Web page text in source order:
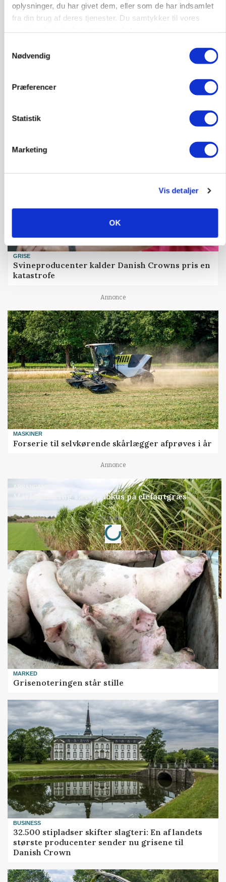
oplysninger, du har givet dem, eller som de har indsamlet
fra din brug af deres tjenester. Du samtykker til vores
Nødvendig
Præferencer
Statistik
Marketing
Vis detaljer
OK
PLANTER
På døgnvagt i høsten
GRISE
Svineproducenter kalder Danish Crowns pris en
katastrofe
Annonce
MASKINER
Forserie til selvkørende skårlægger afprøves i år
Annonce
ARRANGEMENT
Markvandring sætter fokus på elefantgræs
Annonce
Loading...
MARKED
Grisenoteringen står stille
BUSINESS
32.500 stipladser skifter slagteri: En af landets
største producenter sender nu grisene til
Danish Crown